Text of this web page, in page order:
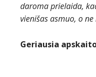
daroma prielaida,
vienišas asmuo, o
Geriausia